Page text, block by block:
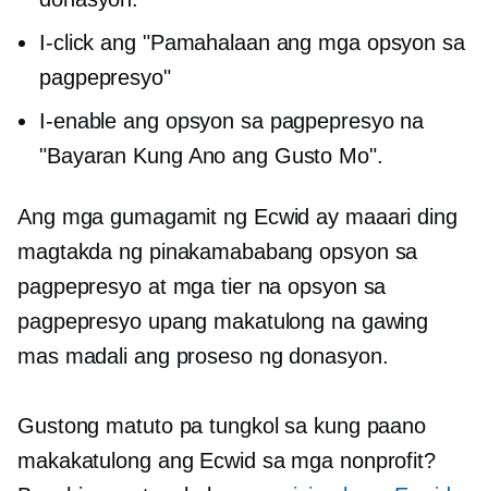
I-click ang "Pamahalaan ang mga opsyon sa
pagpepresyo"
I-enable ang opsyon sa pagpepresyo na
"Bayaran Kung Ano ang Gusto Mo".
Ang mga gumagamit ng Ecwid ay maaari ding
magtakda ng pinakamababang opsyon sa
pagpepresyo at mga tier na opsyon sa
pagpepresyo upang makatulong na gawing
mas madali ang proseso ng donasyon.
Gustong matuto pa tungkol sa kung paano
makakatulong ang Ecwid sa mga nonprofit?